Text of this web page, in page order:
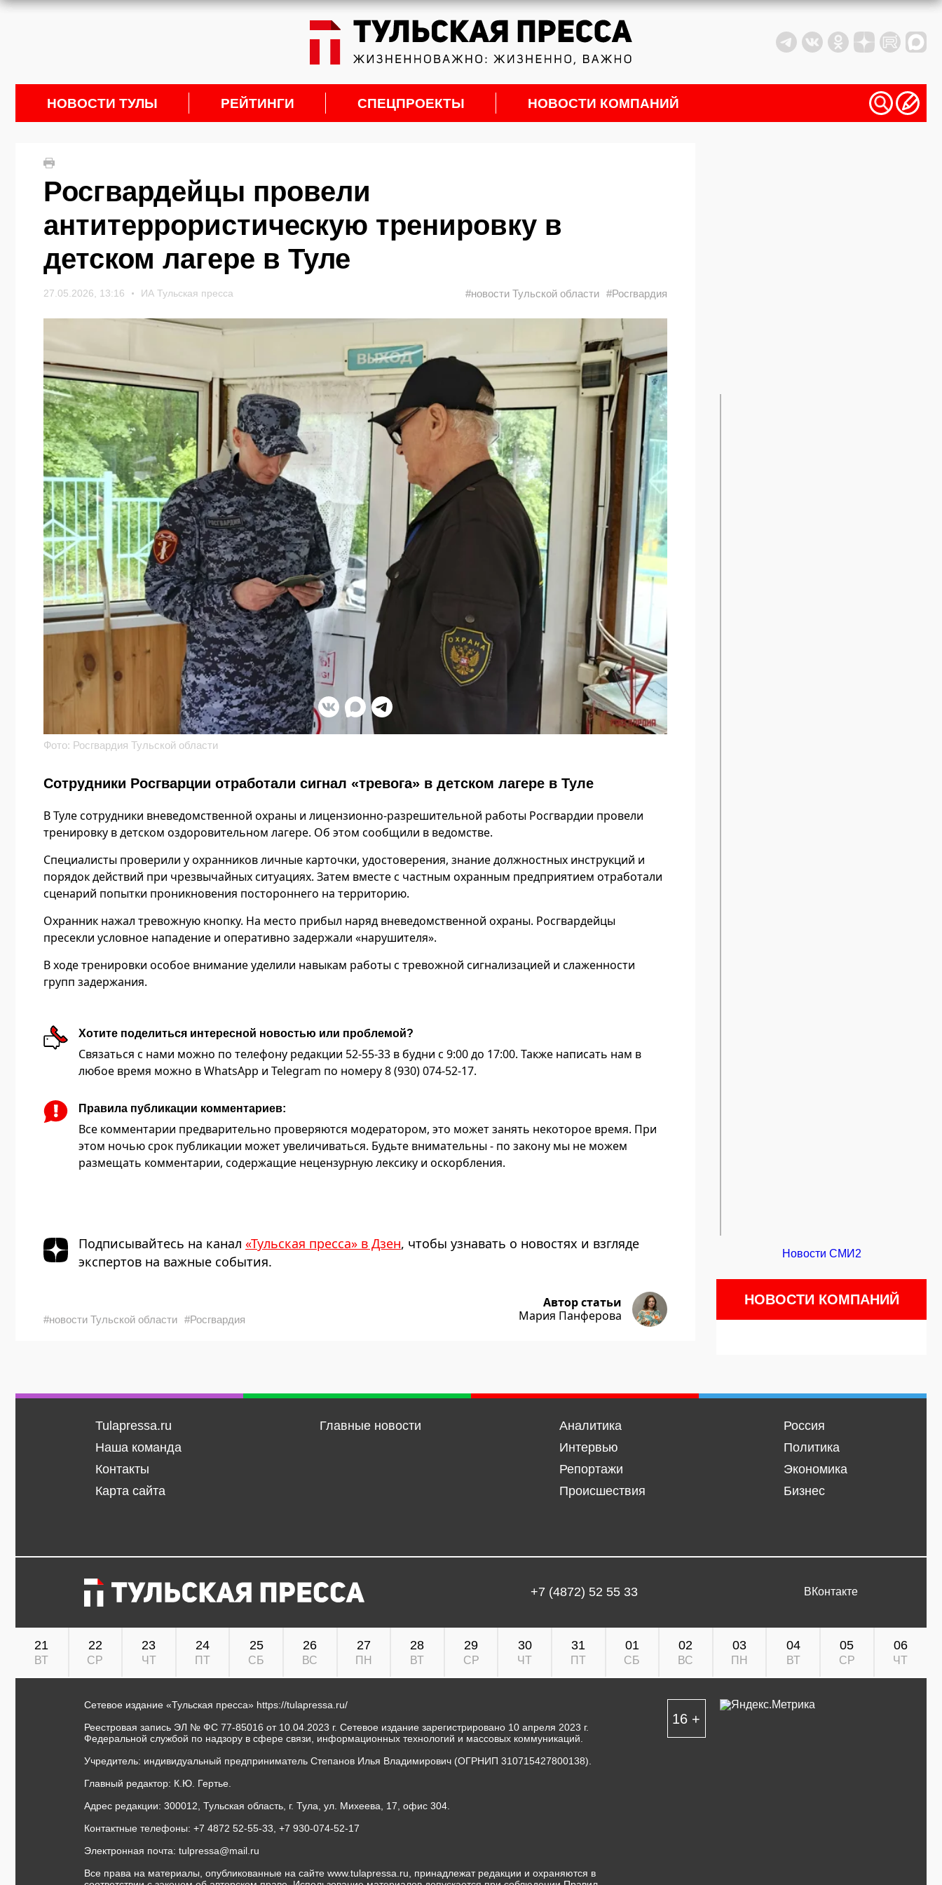
НОВОСТИ ТУЛЫ РЕЙТИНГИ СПЕЦПРОЕКТЫ НОВОСТИ КОМПАНИЙ
Росгвардейцы провели
антитеррористическую тренировку в
детском лагере в Туле
27.05.2026, 13:16 ИА Тульская пресса #новости Тульской области #Росгвардия
Фото: Росгвардия Тульской области
Сотрудники Росгварции отработали сигнал «тревога» в детском лагере в Туле
В Туле сотрудники вневедомственной охраны и лицензионно-разрешительной работы Росгвардии провели
тренировку в детском оздоровительном лагере. Об этом сообщили в ведомстве.
Специалисты проверили у охранников личные карточки, удостоверения, знание должностных инструкций и
порядок действий при чрезвычайных ситуациях. Затем вместе с частным охранным предприятием отработали
сценарий попытки проникновения постороннего на территорию.
Охранник нажал тревожную кнопку. На место прибыл наряд вневедомственной охраны. Росгвардейцы
пресекли условное нападение и оперативно задержали «нарушителя».
В ходе тренировки особое внимание уделили навыкам работы с тревожной сигнализацией и слаженности
групп задержания.
Хотите поделиться интересной новостью или проблемой?
Связаться с нами можно по телефону редакции 52-55-33 в будни с 9:00 до 17:00. Также написать нам в
любое время можно в WhatsApp и Telegram по номеру 8 (930) 074-52-17.
Правила публикации комментариев:
Все комментарии предварительно проверяются модератором, это может занять некоторое время. При
этом ночью срок публикации может увеличиваться. Будьте внимательны - по закону мы не можем
размещать комментарии, содержащие нецензурную лексику и оскорбления.
Подписывайтесь на канал «Тульская пресса» в Дзен, чтобы узнавать о новостях и взгляде
экспертов на важные события.
#новости Тульской области #Росгвардия
Автор статьи
Мария Панферова
Новости СМИ2
НОВОСТИ КОМПАНИЙ
Tulapressa.ru
Наша команда
Контакты
Карта сайта
Главные новости
Аналитика
Интервью
Репортажи
Происшествия
Россия
Политика
Экономика
Бизнес
+7 (4872) 52 55 33 ВКонтакте
21
ВТ
22
СР
23
ЧТ
24
ПТ
25
СБ
26
ВС
27
ПН
28
ВТ
29
СР
30
ЧТ
31
ПТ
01
СБ
02
ВС
03
ПН
04
ВТ
05
СР
06
ЧТ
Сетевое издание «Тульская пресса» https://tulapressa.ru/
Реестровая запись ЭЛ № ФС 77-85016 от 10.04.2023 г. Сетевое издание зарегистрировано 10 апреля 2023 г.
Федеральной службой по надзору в сфере связи, информационных технологий и массовых коммуникаций.
Учредитель: индивидуальный предприниматель Степанов Илья Владимирович (ОГРНИП 310715427800138).
Главный редактор: К.Ю. Гертье.
Адрес редакции: 300012, Тульская область, г. Тула, ул. Михеева, 17, офис 304.
Контактные телефоны: +7 4872 52-55-33, +7 930-074-52-17
Электронная почта: tulpressa@mail.ru
Все права на материалы, опубликованные на сайте www.tulapressa.ru, принадлежат редакции и охраняются в
16 +